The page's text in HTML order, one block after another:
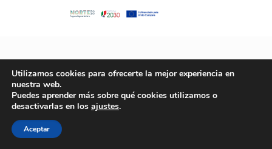
Utilizamos cookies para ofrecerte la mejor experiencia en
nuestra web.
Puedes aprender más sobre qué cookies utilizamos o
desactivarlas en los ajustes.
Aceptar